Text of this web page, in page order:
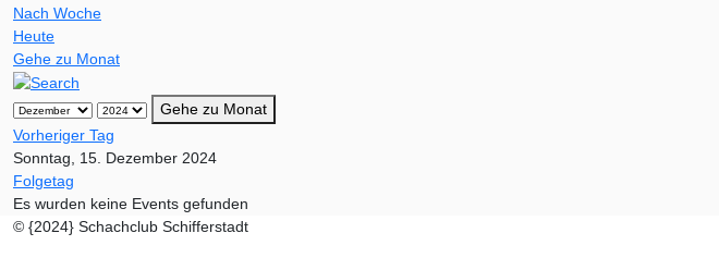
Nach Woche
Heute
Gehe zu Monat
Gehe zu Monat
Vorheriger Tag
Sonntag, 15. Dezember 2024
Folgetag
Es wurden keine Events gefunden
© {2024} Schachclub Schifferstadt